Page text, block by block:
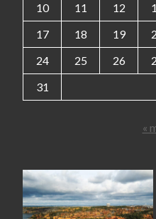
10
11 12
17
18 19
24
25 26
31
«